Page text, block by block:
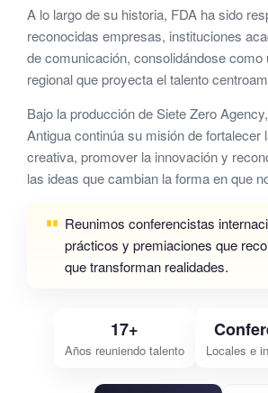
A lo largo de su historia, FDA ha sido
reconocidas empresas, instituciones
de comunicación, consolidándose como
regional que proyecta el talento
Bajo la producción de Siete Zero
Antigua continúa su misión de fortalecer
creativa, promover la innovación y
las ideas que cambian la forma en que
Reunimos conferencistas
prácticos y premiaciones que
que transforman realidades.
17+
Años reuniendo talento Locales e